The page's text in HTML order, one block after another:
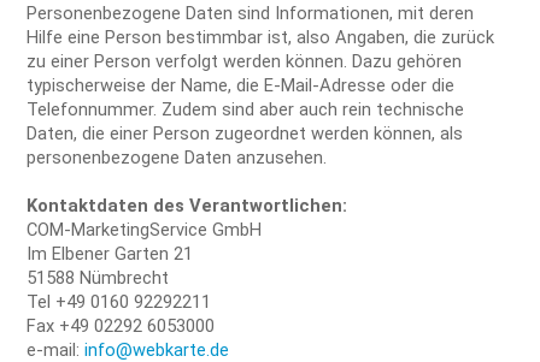
Personenbezogene Daten sind Informationen, mit deren
Hilfe eine Person bestimmbar ist, also Angaben, die zurück
zu einer Person verfolgt werden können. Dazu gehören
typischerweise der Name, die E-Mail-Adresse oder die
Telefonnummer. Zudem sind aber auch rein technische
Daten, die einer Person zugeordnet werden können, als
personenbezogene Daten anzusehen.
Kontaktdaten des Verantwortlichen:
COM-MarketingService GmbH
Im Elbener Garten 21
51588 Nümbrecht
Tel +49 0160 92292211
Fax +49 02292 6053000
e-mail:info@webkarte.de